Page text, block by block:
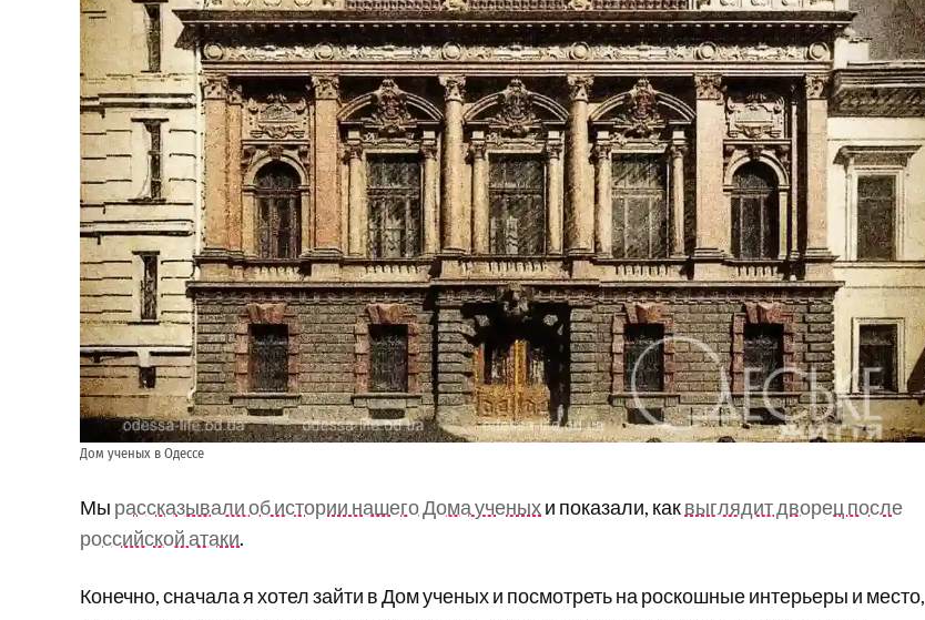
Дом ученых в Одессе
Мы рассказывали об истории нашего Дома ученыхи показали, каквыглядит дворец после
российской атаки.
Конечно, сначала я хотел зайти в Дом ученых и посмотреть на роскошные интерьеры и место,